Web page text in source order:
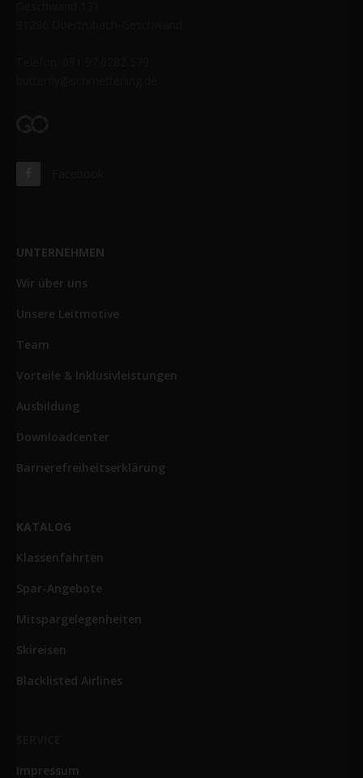
UNTERNEHMEN
Wir über uns
Unsere Leitmotive
Team
Vorteile & Inklusivleistungen
Ausbildung
Downloadcenter
Barrierefreiheitserklärung
KATALOG
Klassenfahrten
Spar-Angebote
Mitspargelegenheiten
Skireisen
Blacklisted Airlines
Impressum